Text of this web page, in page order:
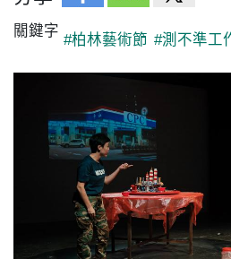
09:00
08:00桃機8/13演
08:00Tourism to
07:00京劇女伶成
07:00台中東興國
06:00高流泰國音
05:00新加坡米其
05:00萊德尼采城
關鍵字
#柏林藝術節 #測不準工